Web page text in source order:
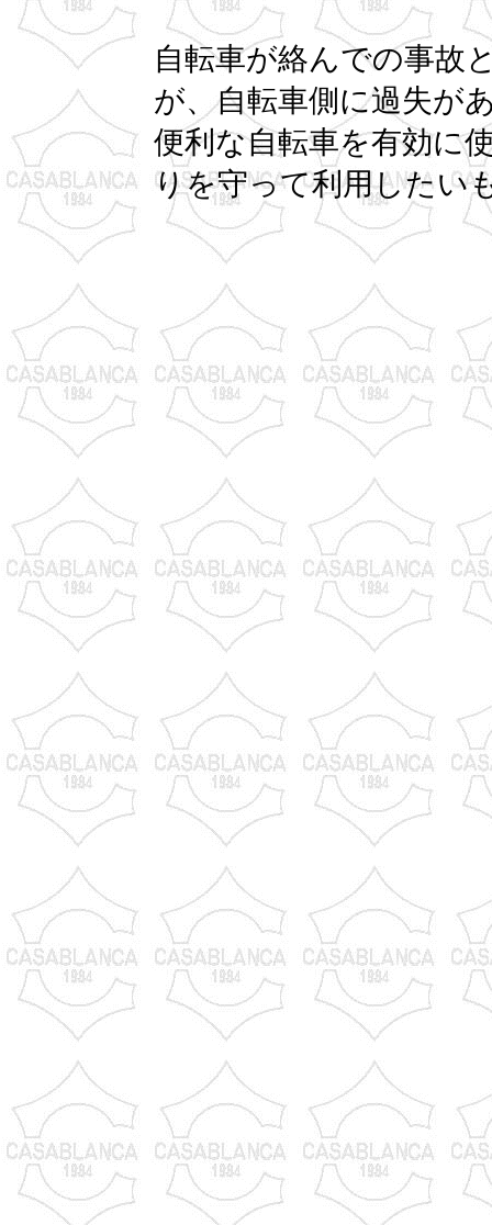
自転車が絡んでの事故
が、自転車側に過失が
便利な自転車を有効に
りを守って利用したい